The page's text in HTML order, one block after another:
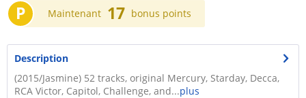
P Maintenant 17 bonus points
Description
(2015/Jasmine) 52 tracks, original Mercury, Starday, Decca,
RCA Victor, Capitol, Challenge, and...plus